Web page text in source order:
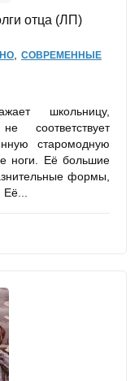
отца (ЛП)
СОВРЕМЕННЫЕ
школьницу,
соответствует
старомодную
ноги. Её большие
формы,